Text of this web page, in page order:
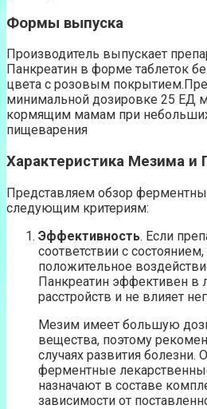
Формы выпуска
Производитель выпускает
Панкреатин в форме таблеток
цвета с розовым
минимальной дозировке 25 ЕД
кормящим мамам при небольших
пищеварения
Характеристика Мезима и
Представляем обзор
следующим критериям:
Эффективность. Если
соответствии с
положительное
Панкреатин эффективен в
расстройств и не влияет
Мезим имеет большую
вещества, поэтому
случаях развития болезни.
ферментные
назначают в составе
зависимости от